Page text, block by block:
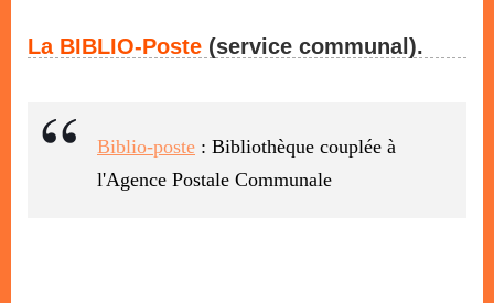
La BIBLIO-Poste (service communal).
Biblio-poste : Bibliothèque couplée à
l'Agence Postale Communale